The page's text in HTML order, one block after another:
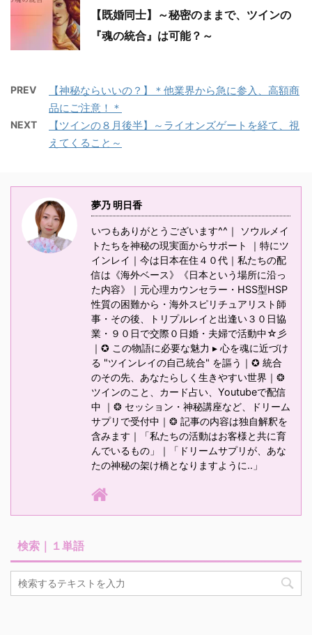
【既婚同士】～秘密のままで、ツインの
『魂の統合』は可能？～
PREV
【神秘ならいいの？】＊他業界から急に参入、高額商
品にご注意！＊
NEXT
【ツインの８月後半】～ライオンズゲートを経て、視
えてくること～
夢乃 明日香
いつもありがとうございます^^｜ ソウルメイ
トたちを神秘の現実面からサポート ｜特にツ
インレイ｜今は日本在住４０代｜私たちの配
信は《海外ベース》《日本という場所に沿っ
た内容》｜元心理カウンセラー・HSS型HSP
性質の困難から・海外スピリチュアリスト師
事・その後、トリプルレイと出逢い３０日協
業・９０日で交際０日婚・夫婦で活動中☆彡
｜✪ この物語に必要な魅力 ▸ 心を魂に近づけ
る "ツインレイの自己統合" を謳う｜✪ 統合
のその先、あなたらしく生きやすい世界｜❂
ツインのこと、カード占い、Youtubeで配信
中 ｜❂ セッション・神秘講座など、ドリーム
サプリで受付中｜❂ 記事の内容は独自解釈を
含みます｜「私たちの活動はお客様と共に育
んでいるもの」｜「ドリームサプリが、あな
たの神秘の架け橋となりますように‥」
検索｜１単語